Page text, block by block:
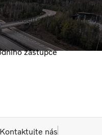
na ně rádi odpoví.
požádejte, aby vás přijeli
zástupce
Kontaktujte nás